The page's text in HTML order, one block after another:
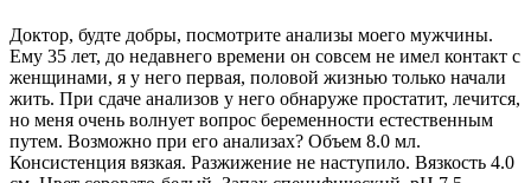
Доктор, будте добры, посмотрите анализы моего мужчины.
Ему 35 лет, до недавнего времени он совсем не имел контакт с
женщинами, я у него первая, половой жизнью только начали
жить. При сдаче анализов у него обнаруже простатит, лечится,
но меня очень волнует вопрос беременности естественным
путем. Возможно при его анализах? Объем 8.0 мл.
Консистенция вязкая. Разжижение не наступило. Вязкость 4.0